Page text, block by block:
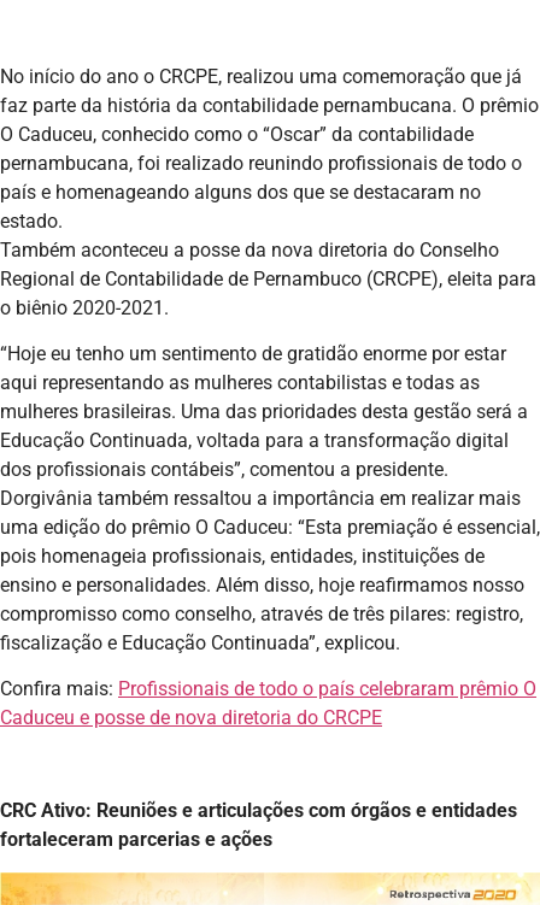
No início do ano o CRCPE, realizou uma comemoração que já
faz parte da história da contabilidade pernambucana. O prêmio
O Caduceu, conhecido como o “Oscar” da contabilidade
pernambucana, foi realizado reunindo profissionais de todo o
país e homenageando alguns dos que se destacaram no
estado.
Também aconteceu a posse da nova diretoria do Conselho
Regional de Contabilidade de Pernambuco (CRCPE), eleita para
o biênio 2020-2021.
“Hoje eu tenho um sentimento de gratidão enorme por estar
aqui representando as mulheres contabilistas e todas as
mulheres brasileiras. Uma das prioridades desta gestão será a
Educação Continuada, voltada para a transformação digital
dos profissionais contábeis”, comentou a presidente.
Dorgivânia também ressaltou a importância em realizar mais
uma edição do prêmio O Caduceu: “Esta premiação é essencial,
pois homenageia profissionais, entidades, instituições de
ensino e personalidades. Além disso, hoje reafirmamos nosso
compromisso como conselho, através de três pilares: registro,
fiscalização e Educação Continuada”, explicou.
Confira mais: Profissionais de todo o país celebraram prêmio O
Caduceu e posse de nova diretoria do CRCPE
CRC Ativo: Reuniões e articulações com órgãos e entidades
fortaleceram parcerias e ações